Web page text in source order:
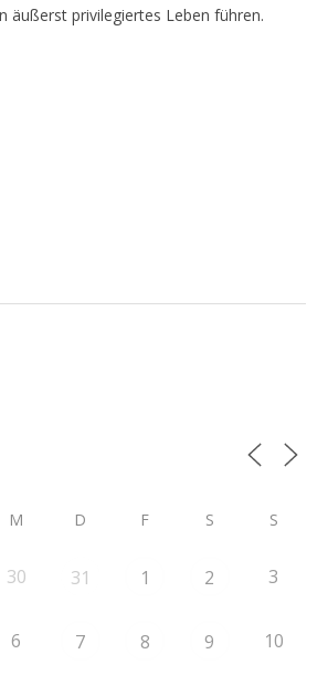
äußerst privilegiertes Leben führen.
M D F S S
30 31 1 2 3
6 7 8 9 10